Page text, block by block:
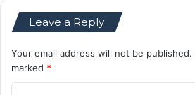
Leave a Reply
Your email address will not be published.
marked *